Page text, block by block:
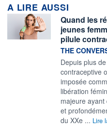
A LIRE AUSSI
Quand les
jeunes
pilule
information
THE
Depuis plus
contraceptive
imposée
libération
majeure
et
du XXe ... Lire